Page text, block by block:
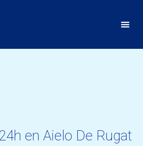
en Aielo De Rugat